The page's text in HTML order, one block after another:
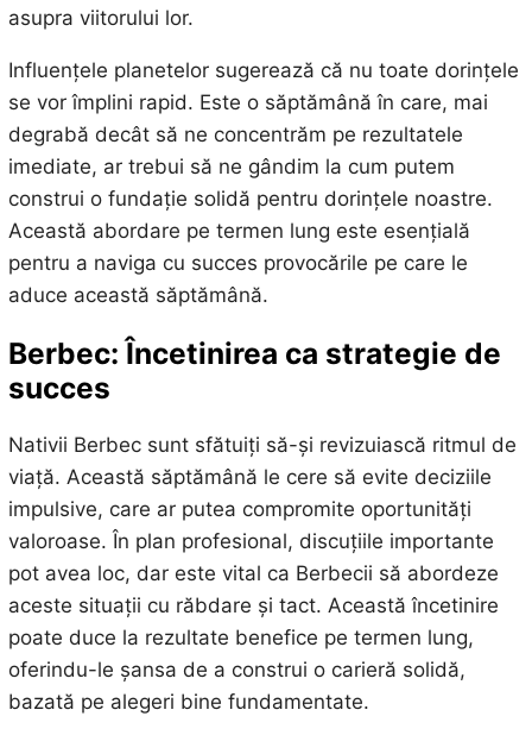
asupra viitorului lor.
Influențele planetelor sugerează că nu toate dorințele
se vor împlini rapid. Este o săptămână în care, mai
degrabă decât să ne concentrăm pe rezultatele
imediate, ar trebui să ne gândim la cum putem
construi o fundație solidă pentru dorințele noastre.
Această abordare pe termen lung este esențială
pentru a naviga cu succes provocările pe care le
aduce această săptămână.
Berbec: Încetinirea ca strategie de
succes
Nativii Berbec sunt sfătuiți să-și revizuiască ritmul de
viață. Această săptămână le cere să evite deciziile
impulsive, care ar putea compromite oportunități
valoroase. În plan profesional, discuțiile importante
pot avea loc, dar este vital ca Berbecii să abordeze
aceste situații cu răbdare și tact. Această încetinire
poate duce la rezultate benefice pe termen lung,
oferindu-le șansa de a construi o carieră solidă,
bazată pe alegeri bine fundamentate.